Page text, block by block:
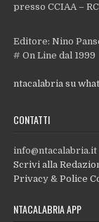
presso CCIAA – RC
Editore: Nino
# On Line dal 1999
ntacalabria su
CONTATTI
info@ntacalabria.it
Scrivi alla
Privacy & Police
NTACALABRIA APP